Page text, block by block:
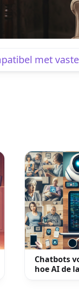
met
Chatbots
hoe AI de